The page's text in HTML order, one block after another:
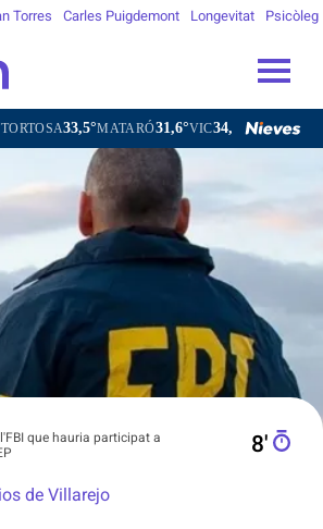
Torres Carles Puigdemont Longevitat Psicòleg
31,6°VIC34,6°VILAFRANCA DEL PENEDÈS
que hauria participat a
8′
de Villarejo